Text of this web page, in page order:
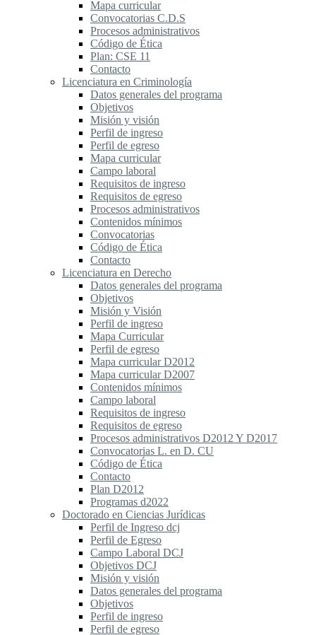
Mapa curricular
Convocatorias C.D.S
Procesos administrativos
Código de Ética
Plan: CSE 11
Contacto
Licenciatura en Criminología
Datos generales del programa
Objetivos
Misión y visión
Perfil de ingreso
Perfil de egreso
Mapa curricular
Campo laboral
Requisitos de ingreso
Requisitos de egreso
Procesos administrativos
Contenidos mínimos
Convocatorias
Código de Ética
Contacto
Licenciatura en Derecho
Datos generales del programa
Objetivos
Misión y Visión
Perfil de ingreso
Mapa Curricular
Perfil de egreso
Mapa curricular D2012
Mapa curricular D2007
Contenidos mínimos
Campo laboral
Requisitos de ingreso
Requisitos de egreso
Procesos administrativos D2012 Y D2017
Convocatorias L. en D. CU
Código de Ética
Contacto
Plan D2012
Programas d2022
Doctorado en Ciencias Jurídicas
Perfil de Ingreso dcj
Perfil de Egreso
Campo Laboral DCJ
Objetivos DCJ
Misión y visión
Datos generales del programa
Objetivos
Perfil de ingreso
Perfil de egreso